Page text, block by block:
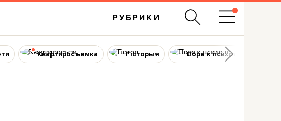
РУБРИКИ
Квартиросъемка Гісторыя Пора к психологу